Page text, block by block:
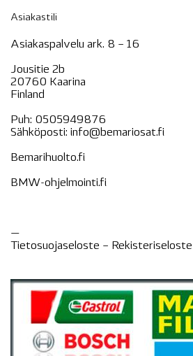
Asiakastili
Asiakaspalvelu ark. 8 – 16
Jousitie 2b
20760 Kaarina
Finland
Puh: 0505949876
Sähköposti: info@bemariosat.fi
Bemarihuolto.fi
BMW-ohjelmointi.fi
—
Tietosuojaseloste – Rekisteriseloste